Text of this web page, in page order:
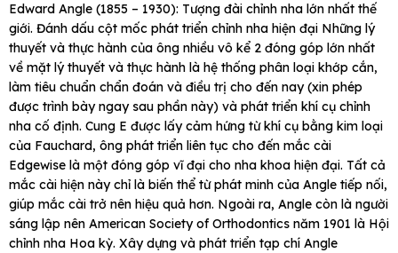
Edward Angle (1855 – 1930): Tượng đài chỉnh nha lớn nhất thế
giới. Đánh dấu cột mốc phát triển chỉnh nha hiện đại Những lý
thuyết và thực hành của ông nhiều vô kể 2 đóng góp lớn nhất
về mặt lý thuyết và thực hành là hệ thống phân loại khớp cắn,
làm tiêu chuẩn chẩn đoán và điều trị cho đến nay (xin phép
được trình bày ngay sau phần này) và phát triển khí cụ chỉnh
nha cố định. Cung E được lấy cảm hứng từ khí cụ bằng kim loại
của Fauchard, ông phát triển liên tục cho đến mắc cài
Edgewise là một đóng góp vĩ đại cho nha khoa hiện đại. Tất cả
mắc cài hiện này chỉ là biến thể từ phát minh của Angle tiếp nối,
giúp mắc cài trở nên hiệu quả hơn. Ngoài ra, Angle còn là người
sáng lập nên American Society of Orthodontics năm 1901 là Hội
chỉnh nha Hoa kỳ. Xây dựng và phát triển tạp chí Angle